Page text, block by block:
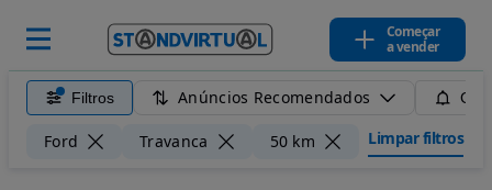
Começar
a vender
Filtros Anúncios Recomendados
Ford Travanca 50 km Limpar filtros